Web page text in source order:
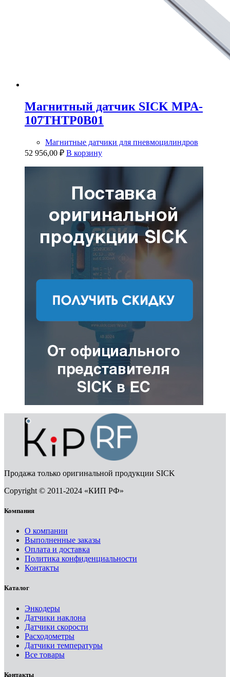
Магнитный датчик SICK MPA-
107THTP0B01
Магнитные датчики для пневмоцилиндров
52 956,00 ₽ В корзину
Продажа только оригинальной продукции SICK
Copyright © 2011-2024 «КИП РФ»
Компания
О компании
Выполненные заказы
Оплата и доставка
Политика конфиденциальности
Контакты
Каталог
Энкодеры
Датчики наклона
Датчики скорости
Расходометры
Датчики температуры
Все товары
Контакты